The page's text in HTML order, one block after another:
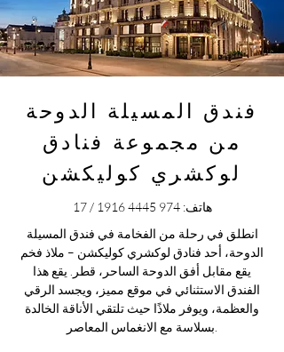
فندق المسيلة الدوحة
من مجموعة فنادق
لوكشري كوليكشن
هاتف:974 4445 1916
/ 17
انطلق في رحلة من الفخامة في فندق المسيلة
الدوحة، أحد فنادق لوكشري كوليكشن – ملاذ فخم
يقع مقابل أفق الدوحة الساحر، قطر. يقع هذا
الفندق الاستثنائي في موقع مميز، ويجسد الرقي
والعظمة، ويوفر ملاذًا حيث تلتقي الأناقة الخالدة